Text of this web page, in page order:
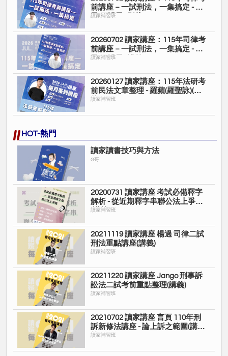
前講座－一試刑法，一集搞定 - 諾
恩(王諾恩)(影片)
讀家補習班
20260702 讀家講座：115年司律考
前講座－一試刑法，一集搞定 - 諾
恩(王諾恩)(講義)
讀家補習班
20260127 讀家講座：115年法研考
前民法文章整理 - 羅蘋(羅聖詠)(影
片)
讀家補習班
HOT-熱門
讀家讀書技巧與方法
G哥
20200731 讀家講座 考試必備釋字
解析 - 從近期釋字串聯公法上爭點
(講義)
讀家補習班
20211119 讀家講座 楊過 司律二試
刑法重點講座(講義)
讀家補習班
20211220 讀家講座 Jango 刑事訴
訟法二試考前重點整理(講義)
讀家補習班
20210702 讀家講座 言頁 110年刑
訴新修法講座 - 論上訴之範圍(講
義)
讀家補習班